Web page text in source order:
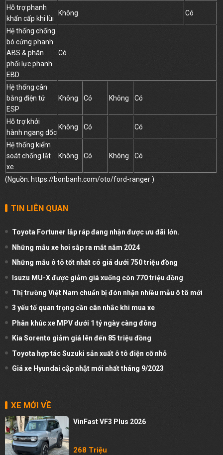
Hỗ trợ phanh
khẩn cấp khi lùi
Không Có
Hệ thống chống
bó cứng phanh
ABS & phân
phối lực phanh
EBD
Có
Hệ thống cân
bằng điện tử
ESP
Không Có Không Có
Hỗ trợ khởi
hành ngang dốc
Không Có Có
Hệ thống kiểm
soát chống lật
xe
Không Có Không Có
(Nguồn: https://bonbanh.com/oto/ford-ranger)
TIN LIÊN QUAN
Toyota Fortuner lắp ráp đang nhận được ưu đãi lớn.
Những mẫu xe hơi sắp ra mắt năm 2024
Những mẫu ô tô tốt nhất có giá dưới 750 triệu đồng
Isuzu MU-X được giảm giá xuống còn 770 triệu đồng
Thị trường Việt Nam chuẩn bị đón nhận nhiều mẫu ô tô mới
3 yếu tố quan trọng cần cân nhắc khi mua xe
Phân khúc xe MPV dưới 1 tỷ ngày càng đông
Kia Sorento giảm giá lên đến 85 triệu đồng
Toyota hợp tác Suzuki sản xuất ô tô điện cỡ nhỏ
Giá xe Hyundai cập nhật mới nhất tháng 9/2023
XE MỚI VỀ
VinFast VF3 Plus 2026
268 Triệu